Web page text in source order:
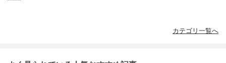
カテゴリ一覧へ